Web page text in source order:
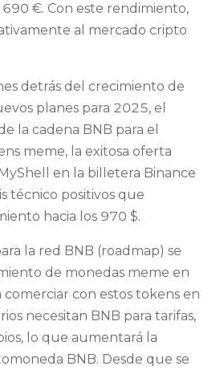
€. Con este rendimiento,
al mercado cripto
detrás del crecimiento de
planes para 2025, el
la cadena BNB para el
meme, la exitosa oferta
en la billetera Binance
técnico positivos que
hacia los 970 $.
la red BNB (roadmap) se
de monedas meme en
comerciar con estos tokens en
necesitan BNB para tarifas,
lo que aumentará la
BNB. Desde que se